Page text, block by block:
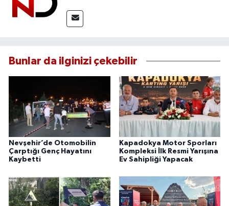
Bunlar da ilginizi çekebilir
Nevşehir’de Otomobilin
Çarptığı Genç Hayatını
Kaybetti
Kapadokya Motor Sporları
Kompleksi İlk Resmi Yarışına
Ev Sahipliği Yapacak